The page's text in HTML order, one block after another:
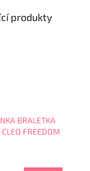
produkty
BRALETKA
CLEO FREEDOM